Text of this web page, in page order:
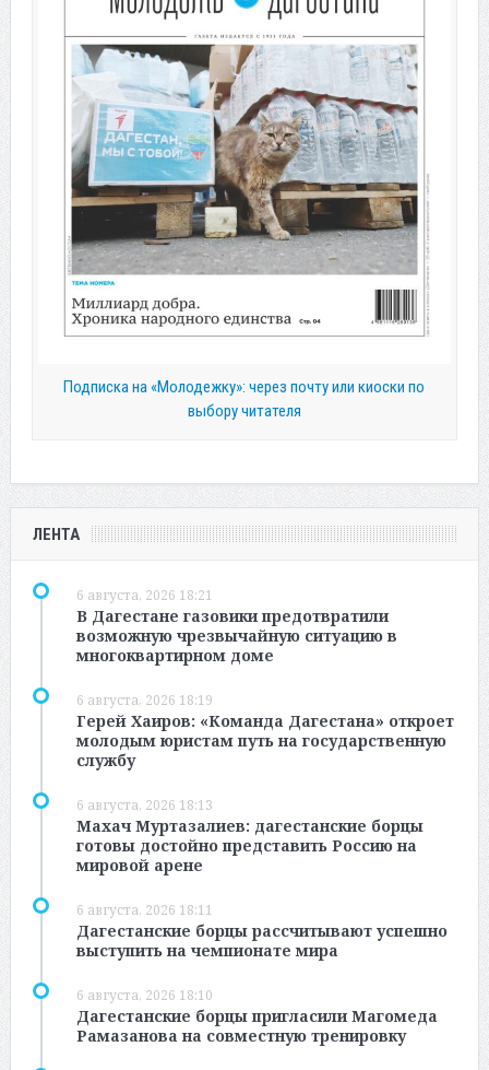
Подписка на «Молодежку»: через почту или киоски по
выбору читателя
ЛЕНТА
6 августа, 2026 18:21
В Дагестане газовики предотвратили
возможную чрезвычайную ситуацию в
многоквартирном доме
6 августа, 2026 18:19
Герей Хаиров: «Команда Дагестана» откроет
молодым юристам путь на государственную
службу
6 августа, 2026 18:13
Махач Муртазалиев: дагестанские борцы
готовы достойно представить Россию на
мировой арене
6 августа, 2026 18:11
Дагестанские борцы рассчитывают успешно
выступить на чемпионате мира
6 августа, 2026 18:10
Дагестанские борцы пригласили Магомеда
Рамазанова на совместную тренировку